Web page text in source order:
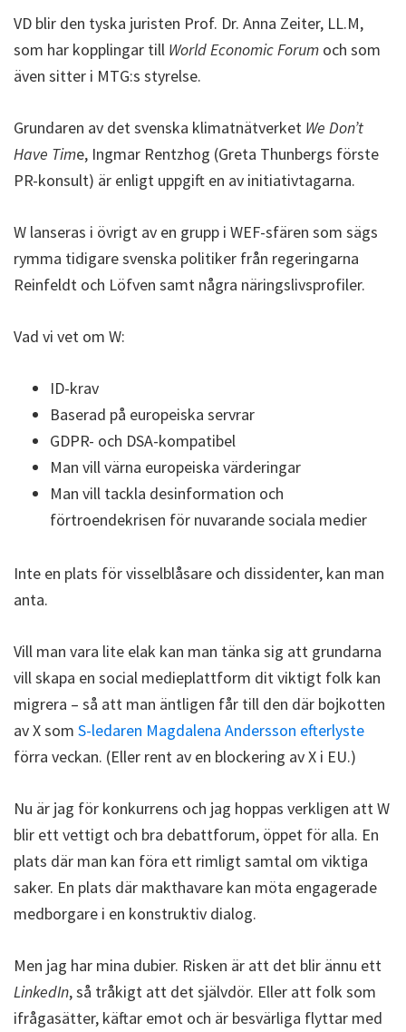
VD blir den tyska juristen Prof. Dr. Anna Zeiter, LL.M,
som har kopplingar till World Economic Forum och som
även sitter i MTG:s styrelse.
Grundaren av det svenska klimatnätverket We Don’t
Have Time, Ingmar Rentzhog (Greta Thunbergs förste
PR-konsult) är enligt uppgift en av initiativtagarna.
W lanseras i övrigt av en grupp i WEF-sfären som sägs
rymma tidigare svenska politiker från regeringarna
Reinfeldt och Löfven samt några näringslivsprofiler.
Vad vi vet om W:
ID-krav
Baserad på europeiska servrar
GDPR- och DSA-kompatibel
Man vill värna europeiska värderingar
Man vill tackla desinformation och
förtroendekrisen för nuvarande sociala medier
Inte en plats för visselblåsare och dissidenter, kan man
anta.
Vill man vara lite elak kan man tänka sig att grundarna
vill skapa en social medieplattform dit viktigt folk kan
migrera – så att man äntligen får till den där bojkotten
av X som S-ledaren Magdalena Andersson efterlyste
förra veckan. (Eller rent av en blockering av X i EU.)
Nu är jag för konkurrens och jag hoppas verkligen att W
blir ett vettigt och bra debattforum, öppet för alla. En
plats där man kan föra ett rimligt samtal om viktiga
saker. En plats där makthavare kan möta engagerade
medborgare i en konstruktiv dialog.
Men jag har mina dubier. Risken är att det blir ännu ett
LinkedIn, så tråkigt att det självdör. Eller att folk som
ifrågasätter, käftar emot och är besvärliga flyttar med